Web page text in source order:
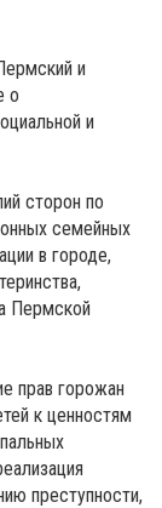
и
о
и
сторон по
семейных
в городе,
Пермской
прав горожан
к ценностям
преступности,